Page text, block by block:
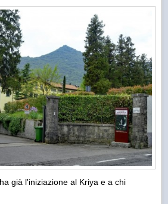
già l'iniziazione al Kriya e a chi